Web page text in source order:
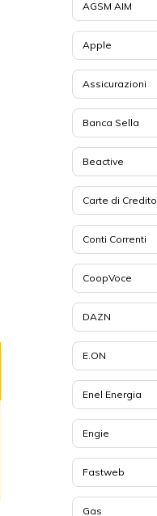
AGSM AIM
Apple
Assicurazioni
Banca Sella
Beactive
Carte di Credito
Conti Correnti
CoopVoce
DAZN
E.ON
Enel Energia
Engie
Fastweb
Gas